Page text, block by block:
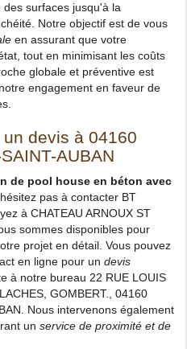
surfaces jusqu'à la
Notre objectif est de vous
en assurant que votre
tout en minimisant les coûts
globale et préventive est
engagement en faveur de
devis à 04160
AUBAN
de pool house en béton avec
pas à contacter BT
à CHATEAU ARNOUX ST
sommes disponibles pour
projet en détail. Vous pouvez
en ligne pour un devis
à notre bureau 22 RUE LOUIS
GOMBERT., 04160
Nous intervenons également
un service de proximité et de